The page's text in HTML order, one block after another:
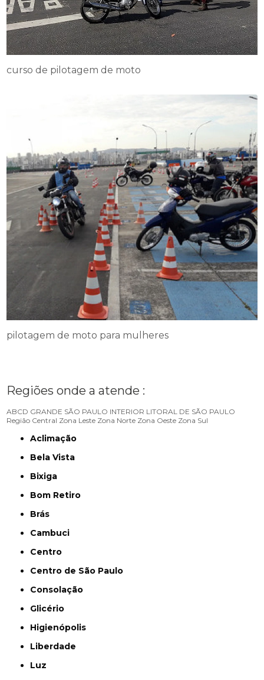
curso de pilotagem de moto
pilotagem de moto para mulheres
Regiões onde a atende :
ABCD GRANDE SÃO PAULO INTERIOR LITORAL DE SÃO PAULO
Região Central Zona Leste Zona Norte Zona Oeste Zona Sul
Aclimação
Bela Vista
Bixiga
Bom Retiro
Brás
Cambuci
Centro
Centro de São Paulo
Consolação
Glicério
Higienópolis
Liberdade
Luz